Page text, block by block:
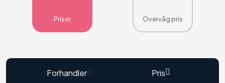
Priser Overvåg pris
Forhandler Pris